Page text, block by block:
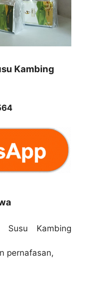
Kambing
Susu Kambing
pernafasan,